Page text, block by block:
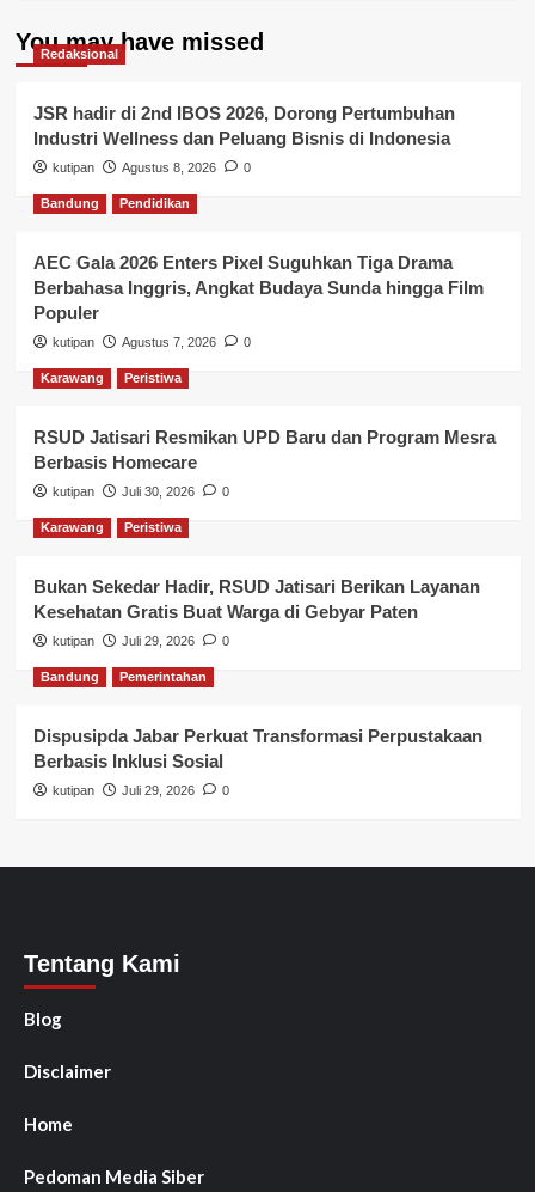
You may have missed
Redaksional
JSR hadir di 2nd IBOS 2026, Dorong Pertumbuhan
Industri Wellness dan Peluang Bisnis di Indonesia
kutipan Agustus 8, 2026 0
Bandung Pendidikan
AEC Gala 2026 Enters Pixel Suguhkan Tiga Drama
Berbahasa Inggris, Angkat Budaya Sunda hingga Film
Populer
kutipan Agustus 7, 2026 0
Karawang Peristiwa
RSUD Jatisari Resmikan UPD Baru dan Program Mesra
Berbasis Homecare
kutipan Juli 30, 2026 0
Karawang Peristiwa
Bukan Sekedar Hadir, RSUD Jatisari Berikan Layanan
Kesehatan Gratis Buat Warga di Gebyar Paten
kutipan Juli 29, 2026 0
Bandung Pemerintahan
Dispusipda Jabar Perkuat Transformasi Perpustakaan
Berbasis Inklusi Sosial
kutipan Juli 29, 2026 0
Tentang Kami
Blog
Disclaimer
Home
Pedoman Media Siber